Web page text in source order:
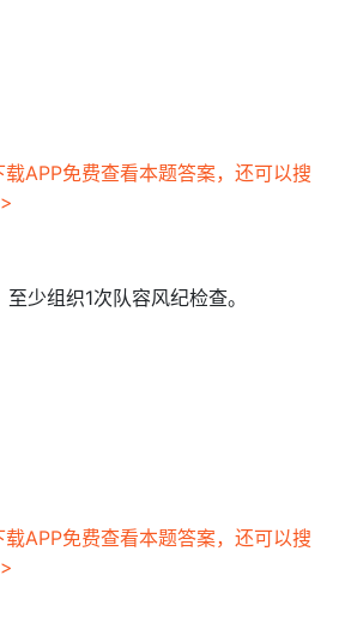
APP免费查看本题答案，还可以搜
少组织1次队容风纪检查。
APP免费查看本题答案，还可以搜